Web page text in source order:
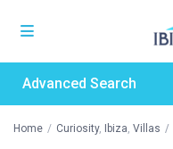
Advanced Search
Home Curiosity, Ibiza,Villas